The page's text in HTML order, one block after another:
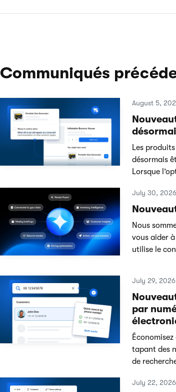
Communiqués
August 5,
Les
désormais
Lorsque
July 30, 2026
Nous
vous aider
utilise le
July 29, 2026
par
tapant des
de
July 22, 2026